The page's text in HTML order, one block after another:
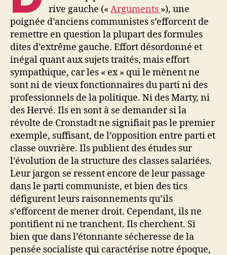
rive gauche («Arguments »), une
poignée d’anciens communistes s’efforcent de
remettre en question la plupart des formules
dites d’extrême gauche. Effort désordonné et
inégal quant aux sujets traités, mais effort
sympathique, car les « ex » qui le mènent ne
sont ni de vieux fonctionnaires du parti ni des
professionnels de la politique. Ni des Marty, ni
des Hervé. Ils en sont à se demander si la
révolte de Cronstadt ne signifiait pas le premier
exemple, suffisant, de l’opposition entre parti et
classe ouvrière. Ils publient des études sur
l’évolution de la structure des classes salariées.
Leur jargon se ressent encore de leur passage
dans le parti communiste, et bien des tics
défigurent leurs raisonnements qu’ils
s’efforcent de mener droit. Cependant, ils ne
pontifient ni ne tranchent. Ils cherchent. Si
bien que dans l’étonnante sécheresse de la
pensée socialiste qui caractérise notre époque,